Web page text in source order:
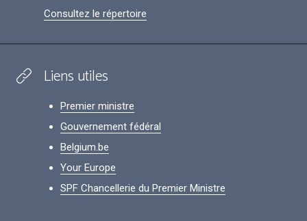
Consultez le répertoire
Liens utiles
Premier ministre
Gouvernement fédéral
Belgium.be
Your Europe
SPF Chancellerie du Premier Ministre